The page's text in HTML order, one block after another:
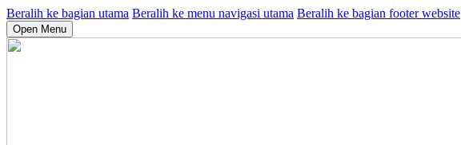
Beralih ke bagian utama Beralih ke menu navigasi utama Beralih ke bagian footer website
Open Menu